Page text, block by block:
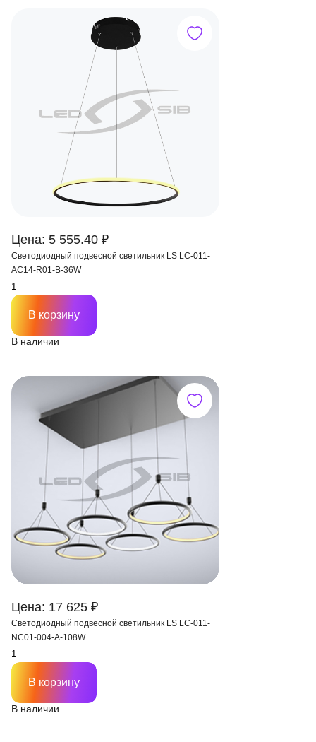
Цена: 5 555.40 ₽
Светодиодный подвесной светильник LS LC-011-
AC14-R01-B-36W
В наличии
В корзину
Цена: 17 625 ₽
Светодиодный подвесной светильник LS LC-011-
NC01-004-A-108W
В наличии
В корзину